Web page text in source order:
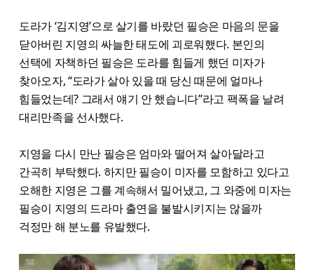
도라가 ‘김지영’으로 살기를 바랐던 필승은 마음의 문을
닫아버린 지영의 싸늘한 태도에 괴로워했다. 본인의
선택에 자책하던 필승은 도라를 힘들게 했던 미자가
찾아오자, “도라가 살아 있을 때 당신 때문에 얼마나
힘들었는데? 그래서 얘기 안 했습니다”라고 팩폭을 날려
대리만족을 선사했다.
지영을 다시 만난 필승은 엄마와 떨어져 살아달라고
간곡히 부탁했다. 하지만 필승이 미자를 모함하고 있다고
오해한 지영은 그를 계속해서 밀어냈고, 그 와중에 미자는
필승이 지영의 드라마 출연을 불발시키지는 않을까
걱정만 해 분노를 유발했다.